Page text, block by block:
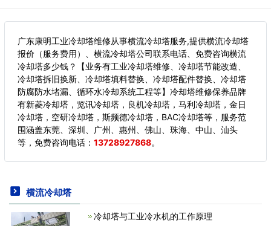
广东康明工业冷却塔维修从事横流冷却塔服务,提供横流冷却塔
报价（服务费用）、横流冷却塔公司联系电话、免费咨询横流
冷却塔多少钱？【业务有工业冷却塔维修、冷却塔节能改造、
冷却塔拆旧换新、冷却塔填料替换、冷却塔配件替换、冷却塔
防腐防水堵漏、循环水冷却系统工程等】冷却塔维修保养品牌
有新菱冷却塔，览讯冷却塔，良机冷却塔，马利冷却塔，金日
冷却塔，空研冷却塔，斯频德冷却塔，BAC冷却塔等，服务范
围涵盖东莞、深圳、广州、惠州、佛山、珠海、中山、汕头
等， 免费咨询电话： 13728927868。
横流冷却塔
冷却塔与工业冷水机的工作原理